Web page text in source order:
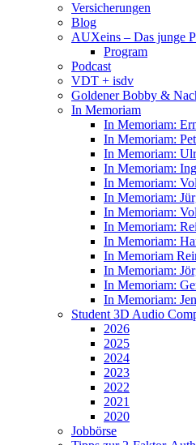
Versicherungen
Blog
AUXeins – Das junge
Program
Podcast
VDT + isdv
Goldener Bobby &
In Memoriam
In Memoriam:
In Memoriam:
In Memoriam:
In Memoriam:
In Memoriam:
In Memoriam:
In Memoriam:
In Memoriam:
In Memoriam:
In Memoriam
In Memoriam:
In Memoriam:
In Memoriam:
Student 3D Audio
2026
2025
2024
2023
2022
2021
2020
Jobbörse